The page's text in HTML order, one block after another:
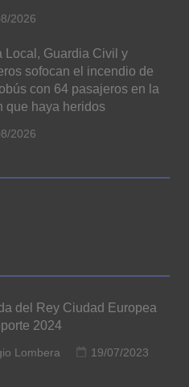
2026
Local, Guardia Civil y
sofocan el incendio de
con 64 pasajeros en la
que haya heridos
2026
del Rey Ciudad Europea
2024
Lombera
19/07/2023